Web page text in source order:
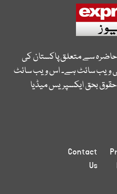
حاضرہ سے متعلق پاکستان کی
ویب سائٹ ہے۔ اس ویب سائٹ
بحق ایکسپریس میڈیا
Contact
Us